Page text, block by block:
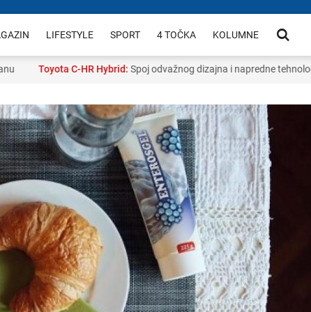
LIFESTYLE SPORT 4 TOČKA KOLUMNE
Toyota C-HR Hybrid:Spoj odvažnog dizajna i napredne tehnologije